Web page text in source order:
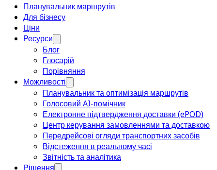
Планувальник маршрутів
Для бізнесу
Ціни
Ресурси
Блог
Глосарій
Порівняння
Можливості
Планувальник та оптимізація маршрутів
Голосовий AI-помічник
Електронне підтвердження доставки (ePOD)
Центр керування замовленнями та доставкою
Передрейсові огляди транспортних засобів
Відстеження в реальному часі
Звітність та аналітика
Рішення